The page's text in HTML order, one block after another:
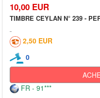
10,00 EUR
TIMBRE CEYLAN N° 239 -
2,50 EUR
0
FR - 91***